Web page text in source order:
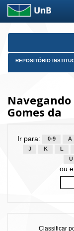
Skip
REPOSITÓRIO
Gomes da
Ir para: 0-9 A
J
K L
U
ou
Classificar